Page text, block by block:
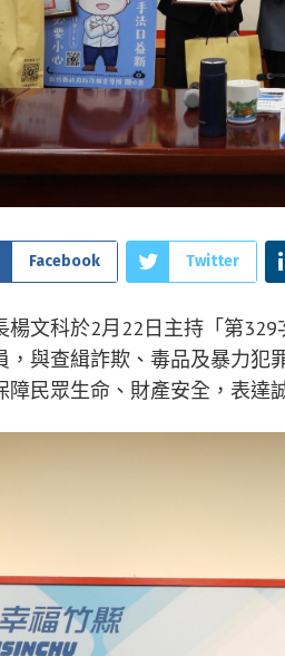
Facebook Twitter
楊文科於2月22日主持「第
，與查緝詐欺、毒品及暴力犯
障民眾生命、財產安全，表達